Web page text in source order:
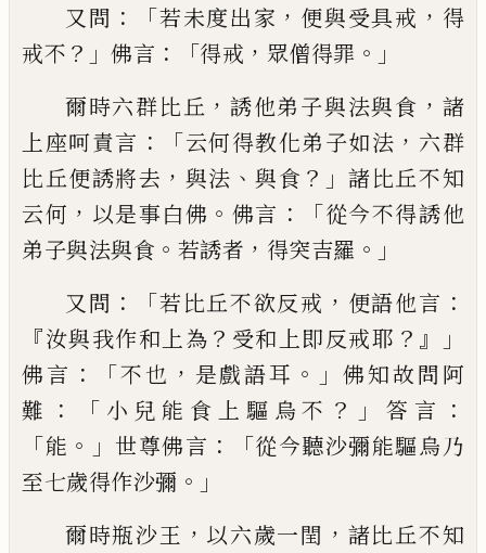
又問 ：「若未度出家 ， 便與受具戒 ， 得
戒不 ？」 佛言 ：「得戒 ， 眾僧得罪 。」
爾時六群比丘 ，誘他弟子與法與食 ， 諸
上座呵責言 ：「云何得教化弟子如法 ， 六群
比丘便誘將去 ， 與法 、與食 ？」諸比丘不知
云何 ， 以是事白佛 。 佛言 ：「從今不得誘他
弟子與法與食 。 若誘者 ， 得突吉羅 。」
又問 ：「若比丘不欲反戒 ， 便語他言 ：
『汝與我作和上為 ？ 受和上即反戒耶 ？』」
佛言 ：「不也 ， 是戲語耳 。」佛知故問阿
難 ：「 小兒能食上驅烏不 ？」 答言 ：
「能 。」 世尊佛言 ：「從今聽沙彌能驅烏乃
至七歲得作沙彌 。」
爾時瓶沙王 ， 以六歲一閏 ， 諸比丘不知